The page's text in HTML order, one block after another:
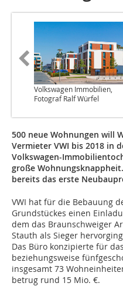
Volkswagen Immobilien,
Fotograf Ralf Würfel
500 neue Wohnungen will
Vermieter VWI bis 2018 in
Volkswagen-
große
bereits das erste
VWI hat für die Bebauung
Grundstückes einen
dem das Braunschweiger
Stauth als Sieger
Das Büro konzipierte für
beziehungsweise
insgesamt 73
betrug rund 15 Mio. €.